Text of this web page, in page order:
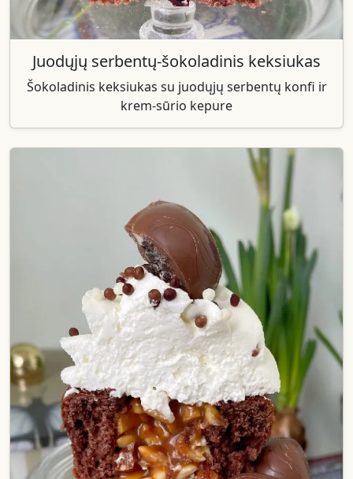
Juodųjų serbentų-šokoladinis keksiukas
Šokoladinis keksiukas su juodųjų serbentų konfi ir
krem-sūrio kepure